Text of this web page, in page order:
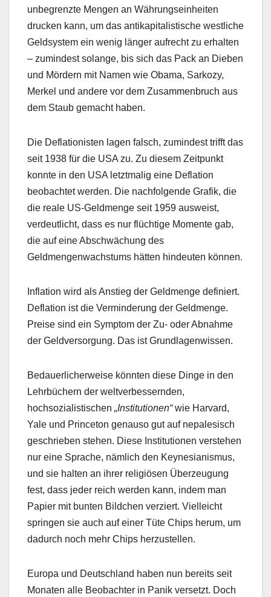
unbegrenzte Mengen an Währungseinheiten
drucken kann, um das antikapitalistische westliche
Geldsystem ein wenig länger aufrecht zu erhalten
– zumindest solange, bis sich das Pack an Dieben
und Mördern mit Namen wie Obama, Sarkozy,
Merkel und andere vor dem Zusammenbruch aus
dem Staub gemacht haben.
Die Deflationisten lagen falsch, zumindest trifft das
seit 1938 für die USA zu. Zu diesem Zeitpunkt
konnte in den USA letztmalig eine Deflation
beobachtet werden. Die nachfolgende Grafik, die
die reale US-Geldmenge seit 1959 ausweist,
verdeutlicht, dass es nur flüchtige Momente gab,
die auf eine Abschwächung des
Geldmengenwachstums hätten hindeuten können.
Inflation wird als Anstieg der Geldmenge definiert.
Deflation ist die Verminderung der Geldmenge.
Preise sind ein Symptom der Zu- oder Abnahme
der Geldversorgung. Das ist Grundlagenwissen.
Bedauerlicherweise könnten diese Dinge in den
Lehrbüchern der weltverbessernden,
hochsozialistischen „Institutionen“wie Harvard,
Yale und Princeton genauso gut auf nepalesisch
geschrieben stehen. Diese Institutionen verstehen
nur eine Sprache, nämlich den Keynesianismus,
und sie halten an ihrer religiösen Überzeugung
fest, dass jeder reich werden kann, indem man
Papier mit bunten Bildchen verziert. Vielleicht
springen sie auch auf einer Tüte Chips herum, um
dadurch noch mehr Chips herzustellen.
Europa und Deutschland haben nun bereits seit
Monaten alle Beobachter in Panik versetzt. Doch